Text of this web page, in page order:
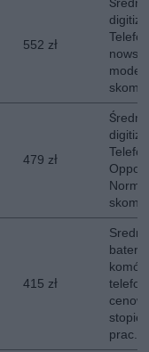
552 zł
Średni
479 zł
Średni
Oppo
415 zł
Sredni
baterii
prac.